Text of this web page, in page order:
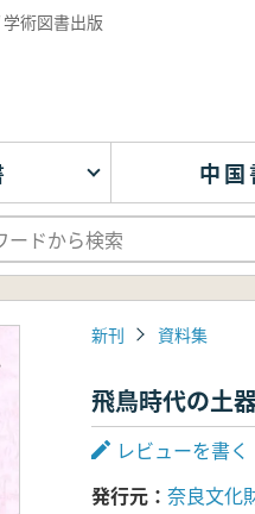
術図書出版
中国
新刊 資料集
飛鳥時代の土
レビューを書く
発行元
奈良文化